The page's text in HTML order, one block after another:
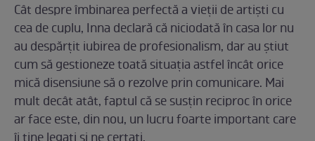
Cât despre îmbinarea perfectă a vieții de artiști cu
cea de cuplu, Inna declară că niciodată în casa lor nu
au despărțit iubirea de profesionalism, dar au știut
cum să gestioneze toată situația astfel încât orice
mică disensiune să o rezolve prin comunicare. Mai
mult decât atât, faptul că se susțin reciproc în orice
ar face este, din nou, un lucru foarte important care